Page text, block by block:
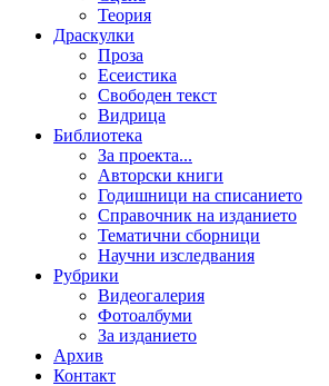
Теория
Драскулки
Проза
Есеистика
Свободен текст
Видрица
Библиотека
За проекта...
Авторски книги
Годишници на списанието
Справочник на изданието
Тематични сборници
Научни изследвания
Рубрики
Видеогалерия
Фотоалбуми
За изданието
Архив
Контакт